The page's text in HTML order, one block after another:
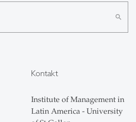
search
Kontakt
Institute of Management in
Latin America - University